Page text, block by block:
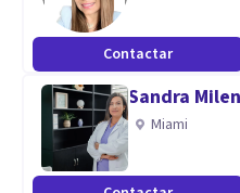
Contactar
Sandra
Miami